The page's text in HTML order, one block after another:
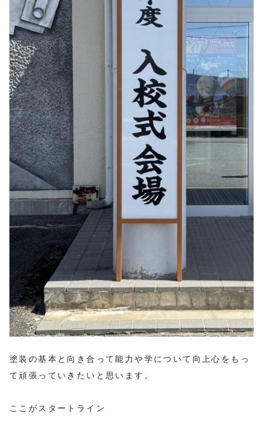
塗装の基本と向き合って能力や学について向上心をもっ
て頑張っていきたいと思います。
ここがスタートライン